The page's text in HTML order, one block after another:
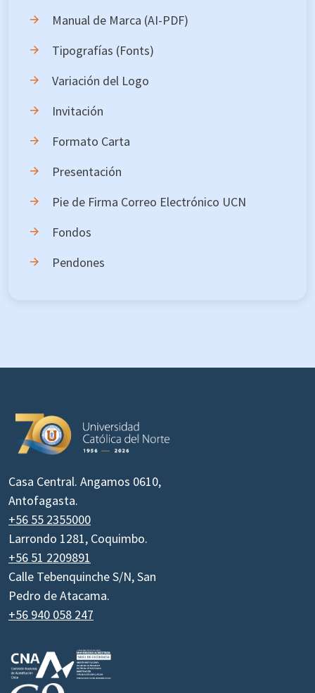
Manual de Marca (AI-PDF)
Tipografías (Fonts)
Variación del Logo
Invitación
Formato Carta
Presentación
Pie de Firma Correo Electrónico UCN
Fondos
Pendones
Casa Central. Angamos 0610,
Antofagasta.
+56 55 2355000
Larrondo 1281, Coquimbo.
+56 51 2209891
Calle Tebenquinche S/N, San
Pedro de Atacama.
+56 940 058 247